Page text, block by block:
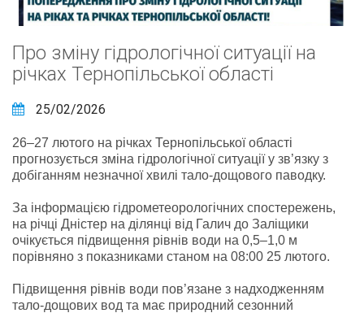
Про зміну гідрологічної ситуації на
річках Тернопільської області
25/02/2026
26–27 лютого на річках Тернопільської області
прогнозується зміна гідрологічної ситуації у зв’язку з
добіганням незначної хвилі тало-дощового паводку.
За інформацією гідрометеорологічних спостережень,
на річці Дністер на ділянці від Галич до Заліщики
очікується підвищення рівнів води на 0,5–1,0 м
порівняно з показниками станом на 08:00 25 лютого.
Підвищення рівнів води пов’язане з надходженням
тало-дощових вод та має природний сезонний